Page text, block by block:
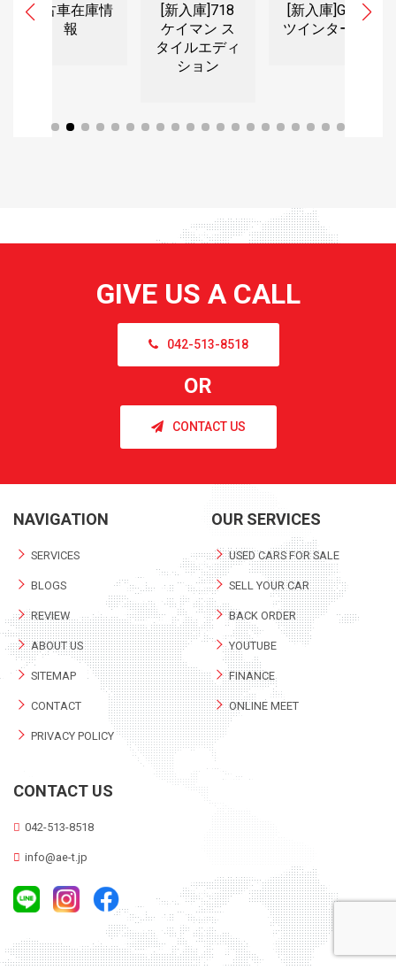
中古車在庫情
報
[新入庫]718
ケイマン ス
タイルエディ
ション
[新入庫]GTO
ツインターボ
GIVE US A CALL
042-513-8518
OR
CONTACT US
NAVIGATION
SERVICES
BLOGS
REVIEW
ABOUT US
SITEMAP
CONTACT
PRIVACY POLICY
OUR SERVICES
USED CARS FOR SALE
SELL YOUR CAR
BACK ORDER
YOUTUBE
FINANCE
ONLINE MEET
CONTACT US
042-513-8518
info@ae-t.jp